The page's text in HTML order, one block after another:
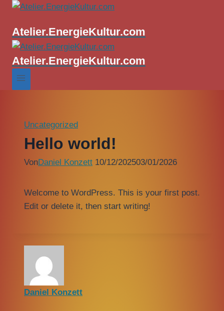
Atelier.EnergieKultur.com
Atelier.EnergieKultur.com
Uncategorized
Hello world!
VonDaniel Konzett 10/12/202503/01/2026
Welcome to WordPress. This is your first post.
Edit or delete it, then start writing!
Daniel Konzett